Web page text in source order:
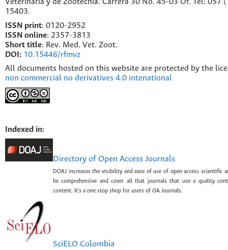
Veterinaria y de Zootecnia. Carrera 30 No. 45-03 Of. Tel: 057
15403.
ISSN print: 0120-2952
SSN online: 2357-3813
Short title: Rev. Med. Vet. Zoot.
DOI: 10.15446/rfmvz
All documents hosted on this website are protected by the
non commercial no derivatives 4.0 intenational
Indexed in:
Directory of Open Access Journals
DOAJ increases the visibility and ease of use of open access scientific
be comprehensive and cover all that journals that use a quality
content. It's a one stop shop for users of OA Journals.
SciELO Colombia